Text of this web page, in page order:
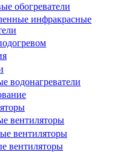
обогреватели
инфракрасные
водонагреватели
вентиляторы
вентиляторы
вентиляторы